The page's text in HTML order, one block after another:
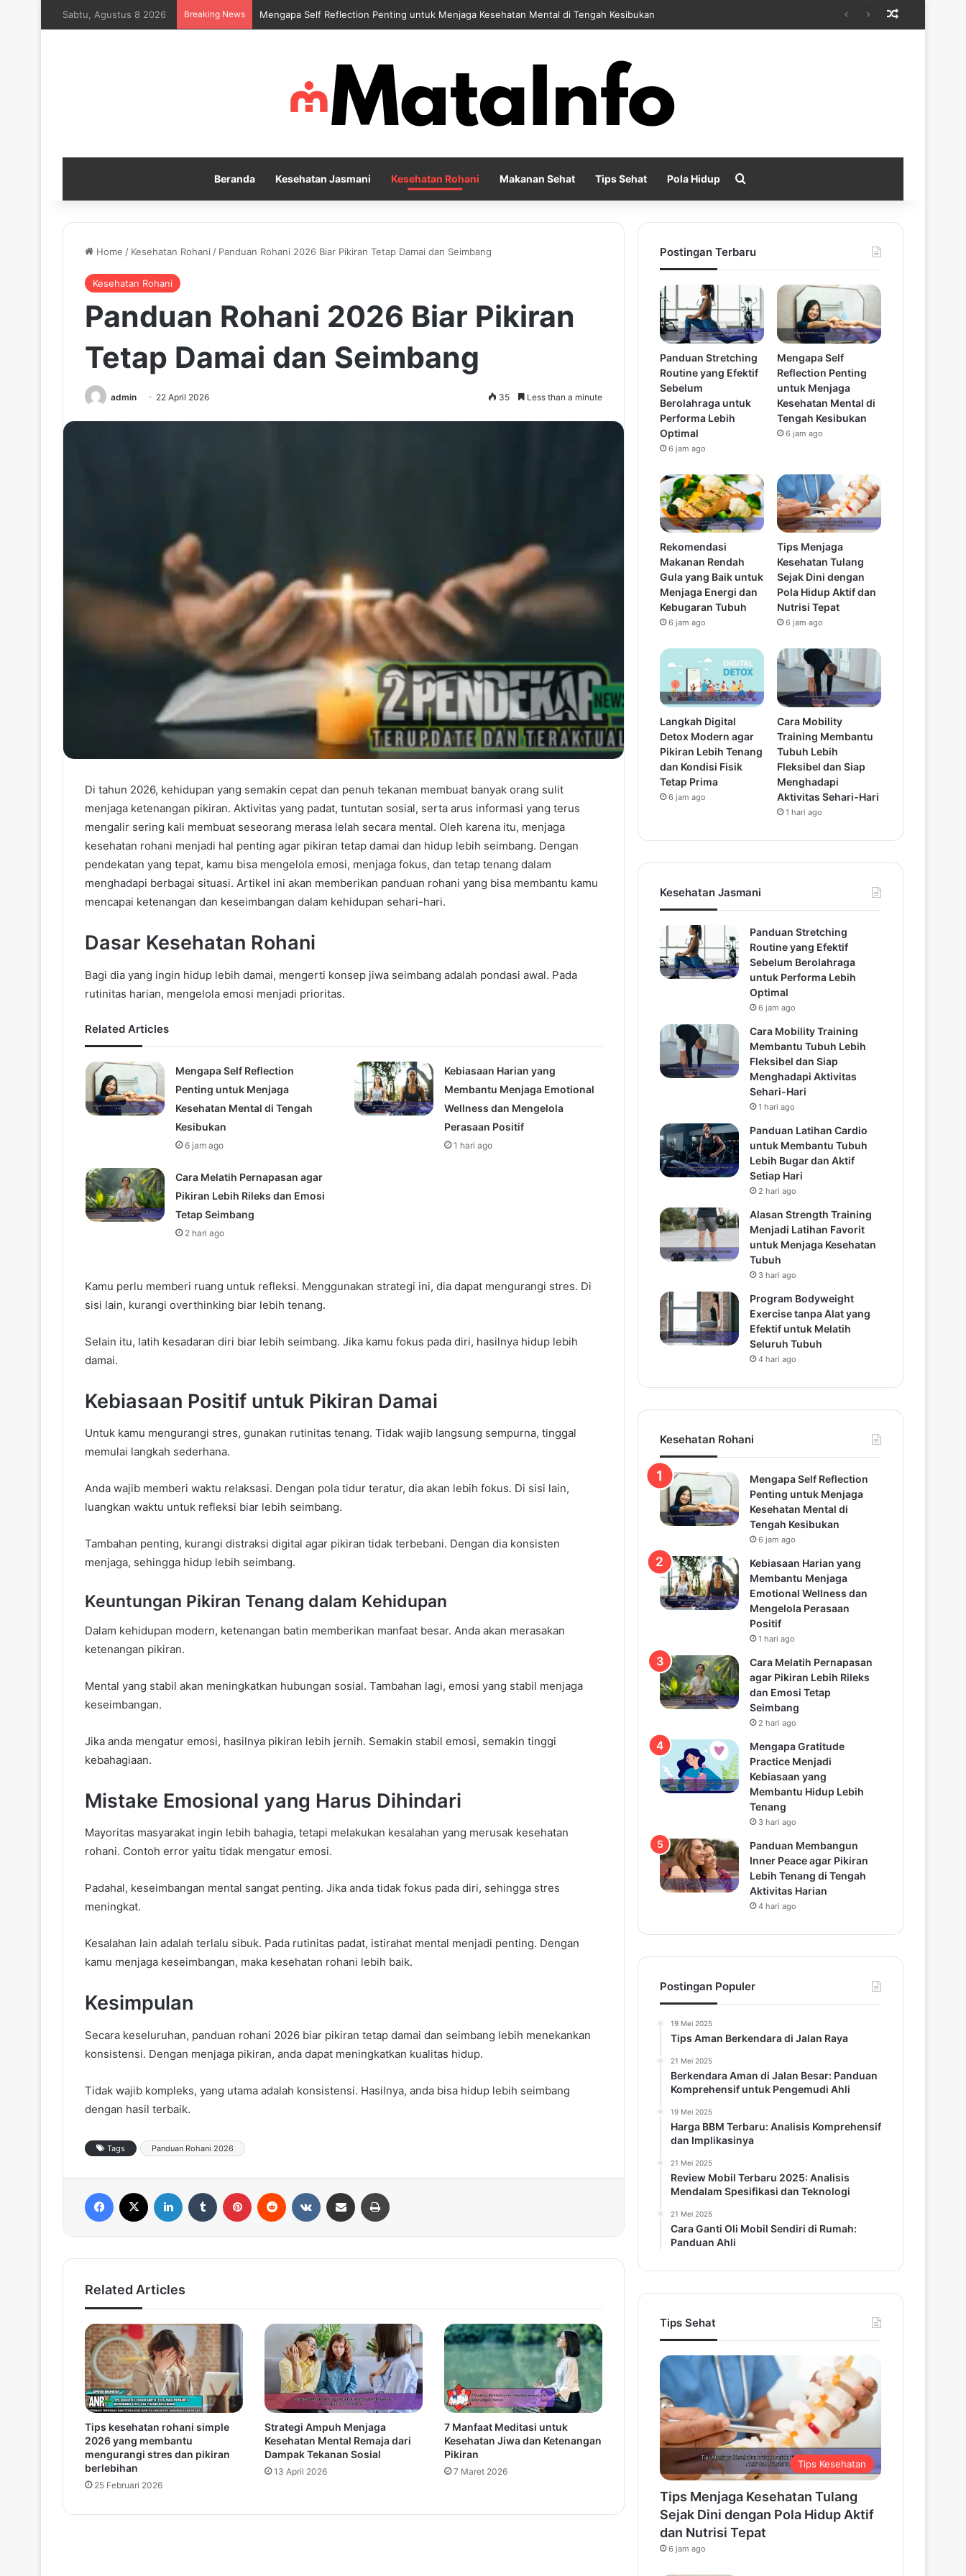
Sabtu, Agustus 8 2026 Breaking News Mengapa Self Reflection Penting untuk Menjaga Kesehatan Mental di Tengah Kesibukan
Beranda Kesehatan Jasmani Kesehatan Rohani Makanan Sehat Tips Sehat Pola Hidup
Home / Kesehatan Rohani / Panduan Rohani 2026 Biar Pikiran Tetap Damai dan Seimbang
Kesehatan Rohani
Panduan Rohani 2026 Biar Pikiran
Tetap Damai dan Seimbang
admin 22 April 2026 35 Less than a minute
Di tahun 2026, kehidupan yang semakin cepat dan penuh tekanan membuat banyak orang sulit
menjaga ketenangan pikiran. Aktivitas yang padat, tuntutan sosial, serta arus informasi yang terus
mengalir sering kali membuat seseorang merasa lelah secara mental. Oleh karena itu, menjaga
kesehatan rohani menjadi hal penting agar pikiran tetap damai dan hidup lebih seimbang. Dengan
pendekatan yang tepat, kamu bisa mengelola emosi, menjaga fokus, dan tetap tenang dalam
menghadapi berbagai situasi. Artikel ini akan memberikan panduan rohani yang bisa membantu kamu
mencapai ketenangan dan keseimbangan dalam kehidupan sehari-hari.
Dasar Kesehatan Rohani
Bagi dia yang ingin hidup lebih damai, mengerti konsep jiwa seimbang adalah pondasi awal. Pada
rutinitas harian, mengelola emosi menjadi prioritas.
Related Articles
Mengapa Self Reflection
Penting untuk Menjaga
Kesehatan Mental di Tengah
Kesibukan
6 jam ago
Kebiasaan Harian yang
Membantu Menjaga Emotional
Wellness dan Mengelola
Perasaan Positif
1 hari ago
Cara Melatih Pernapasan agar
Pikiran Lebih Rileks dan Emosi
Tetap Seimbang
2 hari ago
Kamu perlu memberi ruang untuk refleksi. Menggunakan strategi ini, dia dapat mengurangi stres. Di
sisi lain, kurangi overthinking biar lebih tenang.
Selain itu, latih kesadaran diri biar lebih seimbang. Jika kamu fokus pada diri, hasilnya hidup lebih
damai.
Kebiasaan Positif untuk Pikiran Damai
Untuk kamu mengurangi stres, gunakan rutinitas tenang. Tidak wajib langsung sempurna, tinggal
memulai langkah sederhana.
Anda wajib memberi waktu relaksasi. Dengan pola tidur teratur, dia akan lebih fokus. Di sisi lain,
luangkan waktu untuk refleksi biar lebih seimbang.
Tambahan penting, kurangi distraksi digital agar pikiran tidak terbebani. Dengan dia konsisten
menjaga, sehingga hidup lebih seimbang.
Keuntungan Pikiran Tenang dalam Kehidupan
Dalam kehidupan modern, ketenangan batin memberikan manfaat besar. Anda akan merasakan
ketenangan pikiran.
Mental yang stabil akan meningkatkan hubungan sosial. Tambahan lagi, emosi yang stabil menjaga
keseimbangan.
Jika anda mengatur emosi, hasilnya pikiran lebih jernih. Semakin stabil emosi, semakin tinggi
kebahagiaan.
Mistake Emosional yang Harus Dihindari
Mayoritas masyarakat ingin lebih bahagia, tetapi melakukan kesalahan yang merusak kesehatan
rohani. Contoh error yaitu tidak mengatur emosi.
Padahal, keseimbangan mental sangat penting. Jika anda tidak fokus pada diri, sehingga stres
meningkat.
Kesalahan lain adalah terlalu sibuk. Pada rutinitas padat, istirahat mental menjadi penting. Dengan
kamu menjaga keseimbangan, maka kesehatan rohani lebih baik.
Kesimpulan
Secara keseluruhan, panduan rohani 2026 biar pikiran tetap damai dan seimbang lebih menekankan
konsistensi. Dengan menjaga pikiran, anda dapat meningkatkan kualitas hidup.
Tidak wajib kompleks, yang utama adalah konsistensi. Hasilnya, anda bisa hidup lebih seimbang
dengan hasil terbaik.
Tags Panduan Rohani 2026
Related Articles
Tips kesehatan rohani simple
2026 yang membantu
mengurangi stres dan pikiran
berlebihan
25 Februari 2026
Strategi Ampuh Menjaga
Kesehatan Mental Remaja dari
Dampak Tekanan Sosial
13 April 2026
7 Manfaat Meditasi untuk
Kesehatan Jiwa dan Ketenangan
Pikiran
7 Maret 2026
Postingan Terbaru
Panduan Stretching
Routine yang Efektif
Sebelum
Berolahraga untuk
Performa Lebih
Optimal
6 jam ago
Mengapa Self
Reflection Penting
untuk Menjaga
Kesehatan Mental di
Tengah Kesibukan
6 jam ago
Rekomendasi
Makanan Rendah
Gula yang Baik untuk
Menjaga Energi dan
Kebugaran Tubuh
6 jam ago
Tips Menjaga
Kesehatan Tulang
Sejak Dini dengan
Pola Hidup Aktif dan
Nutrisi Tepat
6 jam ago
Langkah Digital
Detox Modern agar
Pikiran Lebih Tenang
dan Kondisi Fisik
Tetap Prima
6 jam ago
Cara Mobility
Training Membantu
Tubuh Lebih
Fleksibel dan Siap
Menghadapi
Aktivitas Sehari-Hari
1 hari ago
Kesehatan Jasmani
Panduan Stretching
Routine yang Efektif
Sebelum Berolahraga
untuk Performa Lebih
Optimal
6 jam ago
Cara Mobility Training
Membantu Tubuh Lebih
Fleksibel dan Siap
Menghadapi Aktivitas
Sehari-Hari
1 hari ago
Panduan Latihan Cardio
untuk Membantu Tubuh
Lebih Bugar dan Aktif
Setiap Hari
2 hari ago
Alasan Strength Training
Menjadi Latihan Favorit
untuk Menjaga Kesehatan
Tubuh
3 hari ago
Program Bodyweight
Exercise tanpa Alat yang
Efektif untuk Melatih
Seluruh Tubuh
4 hari ago
Kesehatan Rohani
Mengapa Self Reflection
Penting untuk Menjaga
Kesehatan Mental di
Tengah Kesibukan
6 jam ago
Kebiasaan Harian yang
Membantu Menjaga
Emotional Wellness dan
Mengelola Perasaan
Positif
1 hari ago
Cara Melatih Pernapasan
agar Pikiran Lebih Rileks
dan Emosi Tetap
Seimbang
2 hari ago
Mengapa Gratitude
Practice Menjadi
Kebiasaan yang
Membantu Hidup Lebih
Tenang
3 hari ago
Panduan Membangun
Inner Peace agar Pikiran
Lebih Tenang di Tengah
Aktivitas Harian
4 hari ago
Postingan Populer
19 Mei 2025
Tips Aman Berkendara di Jalan Raya
21 Mei 2025
Berkendara Aman di Jalan Besar: Panduan
Komprehensif untuk Pengemudi Ahli
19 Mei 2025
Harga BBM Terbaru: Analisis Komprehensif
dan Implikasinya
21 Mei 2025
Review Mobil Terbaru 2025: Analisis
Mendalam Spesifikasi dan Teknologi
21 Mei 2025
Cara Ganti Oli Mobil Sendiri di Rumah:
Panduan Ahli
Tips Sehat
Tips Kesehatan
Tips Menjaga Kesehatan Tulang
Sejak Dini dengan Pola Hidup Aktif
dan Nutrisi Tepat
6 jam ago